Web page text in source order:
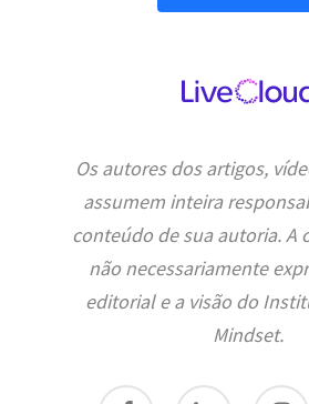
Os autores dos artigos,
assumem inteira
conteúdo de sua autoria. A
não necessariamente
editorial e a visão do
Mindset.
facebook linkedin instagram